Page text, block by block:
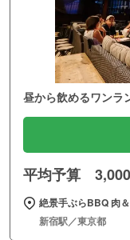
昼から飲めるワンラ
平均予算
絶景手ぶらBBQ 肉
新宿駅／東京都